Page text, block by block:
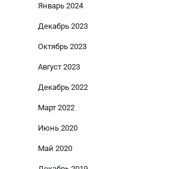
Январь 2024
Декабрь 2023
Октябрь 2023
Август 2023
Декабрь 2022
Март 2022
Июнь 2020
Май 2020